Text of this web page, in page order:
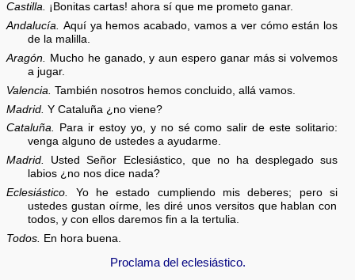
Castilla. ¡Bonitas cartas! ahora sí que me prometo ganar.
Andalucía. Aquí ya hemos acabado, vamos a ver cómo están los
de la malilla.
Aragón. Mucho he ganado, y aun espero ganar más si volvemos
a jugar.
Valencia. También nosotros hemos concluido, allá vamos.
Madrid. Y Cataluña ¿no viene?
Cataluña.
Para ir estoy yo, y no sé como salir de este solitario:
venga alguno de ustedes a ayudarme.
Madrid.
Usted Señor Eclesiástico, que no ha desplegado sus
labios ¿no nos dice nada?
Eclesiástico.
Yo he estado cumpliendo mis deberes; pero si
ustedes gustan oírme, les diré unos versitos que hablan con
todos, y con ellos daremos fin a la tertulia.
Todos.
En hora buena.
Proclama del eclesiástico.